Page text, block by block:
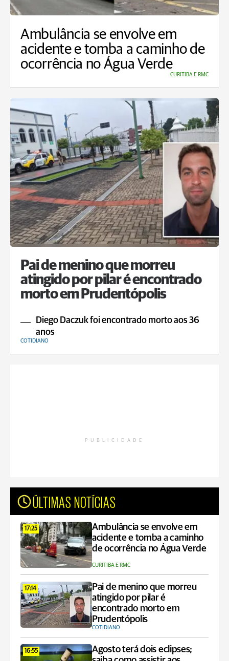
Ambulância se envolve em
acidente e tomba a caminho de
ocorrência no Água Verde
CURITIBA E RMC
Pai de menino que morreu
atingido por pilar é encontrado
morto em Prudentópolis
Diego Daczuk foi encontrado morto aos 36
anos
COTIDIANO
PUBLICIDADE
ÚLTIMAS NOTÍCIAS
17:25
Ambulância se envolve em
acidente e tomba a caminho
de ocorrência no Água Verde
CURITIBA E RMC
17:14
Pai de menino que morreu
atingido por pilar é
encontrado morto em
Prudentópolis
COTIDIANO
16:55
Agosto terá dois eclipses;